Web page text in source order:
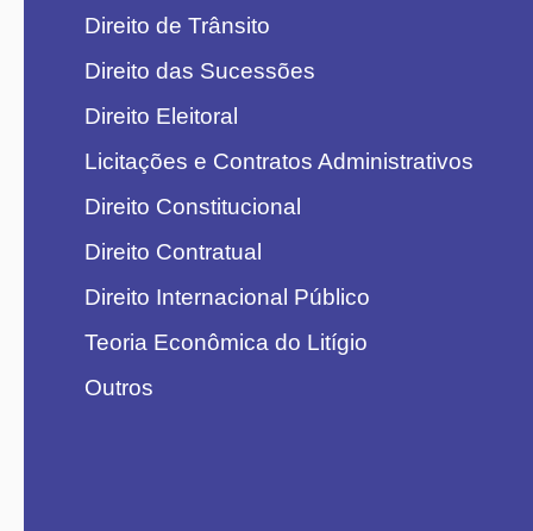
Direito de Trânsito
Direito das Sucessões
Direito Eleitoral
Licitações e Contratos Administrativos
Direito Constitucional
Direito Contratual
Direito Internacional Público
Teoria Econômica do Litígio
Outros